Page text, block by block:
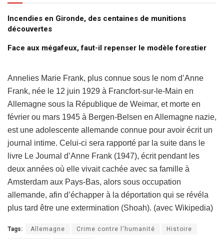
Incendies en Gironde, des centaines de munitions
découvertes
Face aux mégafeux, faut-il repenser le modèle forestier
Annelies Marie Frank, plus connue sous le nom d’Anne
Frank, née le 12 juin 1929 à Francfort-sur-le-Main en
Allemagne sous la République de Weimar, et morte en
février ou mars 1945 à Bergen-Belsen en Allemagne nazie,
est une adolescente allemande connue pour avoir écrit un
journal intime. Celui-ci sera rapporté par la suite dans le
livre Le Journal d’Anne Frank (1947), écrit pendant les
deux années où elle vivait cachée avec sa famille à
Amsterdam aux Pays-Bas, alors sous occupation
allemande, afin d’échapper à la déportation qui se révéla
plus tard être une extermination (Shoah). (avec Wikipedia)
Tags: Allemagne Crime contre l'humanité Histoire